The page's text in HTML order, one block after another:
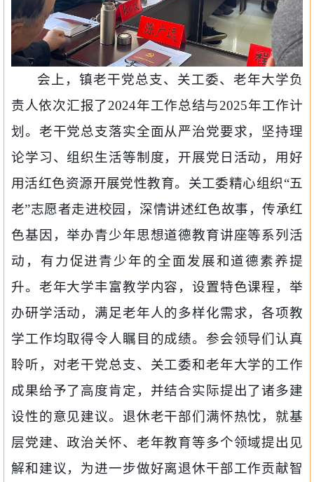
会上，镇老干党总支、关工委、老年大学负
责人依次汇报了2024年工作总结与2025年工作计
划。老干党总支落实全面从严治党要求，坚持理
论学习、组织生活等制度，开展党日活动，用好
用活红色资源开展党性教育。关工委精心组织“五
老”志愿者走进校园，深情讲述红色故事，传承红
色基因，举办青少年思想道德教育讲座等系列活
动，有力促进青少年的全面发展和道德素养提
升。老年大学丰富教学内容，设置特色课程，举
办研学活动，满足老年人的多样化需求，各项教
学工作均取得令人瞩目的成绩。参会领导们认真
聆听，对老干党总支、关工委和老年大学的工作
成果给予了高度肯定，并结合实际提出了诸多建
设性的意见建议。退休老干部们满怀热忱，就基
层党建、政治关怀、老年教育等多个领域提出见
解和建议，为进一步做好离退休干部工作贡献智